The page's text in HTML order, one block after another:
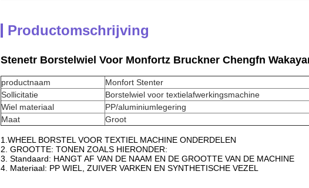
Productomschrijving
Stenetr Borstelwiel Voor Monfortz Bruckner Chengfn
productnaam
Monfort Stenter
Sollicitatie
Borstelwiel voor textielafwerkingsmachine
Wiel materiaal
PP/aluminiumlegering
Maat
Groot
1.WHEEL BORSTEL VOOR TEXTIEL MACHINE ONDERDELEN
2. GROOTTE: TONEN ZOALS HIERONDER:
3. Standaard: HANGT AF VAN DE NAAM EN DE GROOTTE VAN DE MACHINE
4. Materiaal: PP WIEL, ZUIVER VARKEN EN SYNTHETISCHE VEZEL